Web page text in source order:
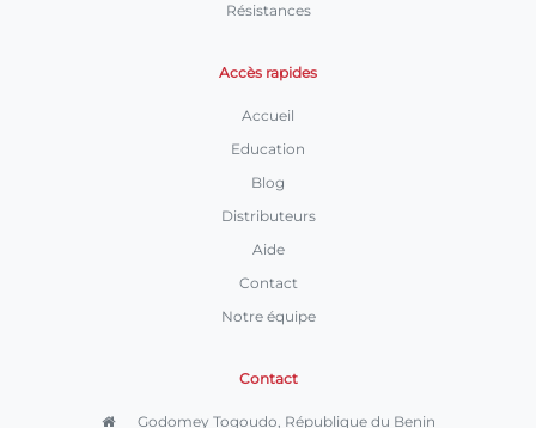
Résistances
Accès rapides
Accueil
Education
Blog
Distributeurs
Aide
Contact
Notre équipe
Contact
Godomey Togoudo, République du Benin